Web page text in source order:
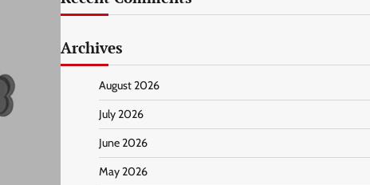
Archives
August 2026
July 2026
June 2026
May 2026